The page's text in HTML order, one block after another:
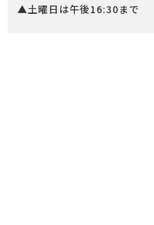
▲土曜日は午後16:30まで